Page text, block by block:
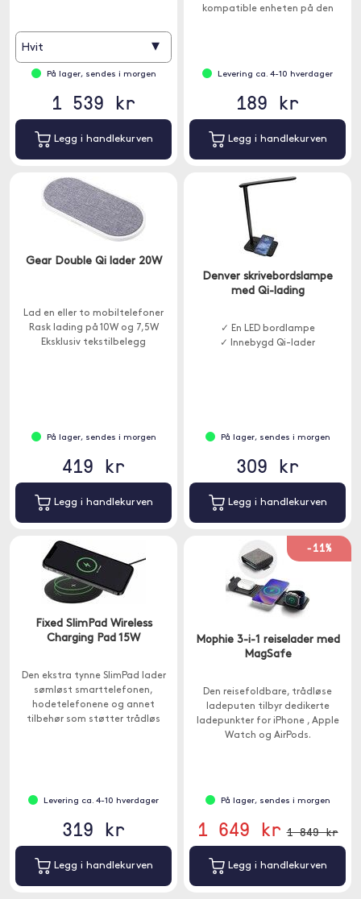
Hvit ▾
På lager, sendes i morgen
1 539 kr
Legg i handlekurven
kompatible enheten på den
Levering ca. 4-10 hverdager
189 kr
Legg i handlekurven
Gear Double Qi lader 20W
Lad en eller to mobiltelefoner
Rask lading på 10W og 7,5W
Eksklusiv tekstilbelegg
På lager, sendes i morgen
419 kr
Legg i handlekurven
Denver skrivebordslampe
med Qi-lading
✓ En LED bordlampe
✓ Innebygd Qi-lader
På lager, sendes i morgen
309 kr
Legg i handlekurven
Fixed SlimPad Wireless
Charging Pad 15W
Den ekstra tynne SlimPad lader
sømløst smarttelefonen,
hodetelefonene og annet
tilbehør som støtter trådløs
Levering ca. 4-10 hverdager
319 kr
Legg i handlekurven
-11%
Mophie 3-i-1 reiselader med
MagSafe
Den reisefoldbare, trådløse
ladeputen tilbyr dedikerte
ladepunkter for iPhone , Apple
Watch og AirPods.
På lager, sendes i morgen
1 649 kr 1 849 kr
Legg i handlekurven